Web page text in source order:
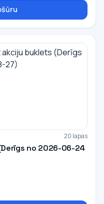
20 lapas
no 2026-06-24